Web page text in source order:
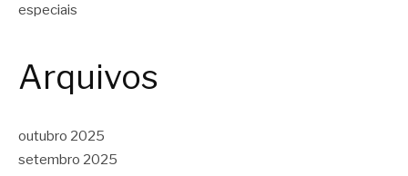
especiais
Arquivos
outubro 2025
setembro 2025